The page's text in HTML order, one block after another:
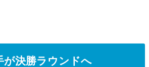
が決勝ラウンドへ